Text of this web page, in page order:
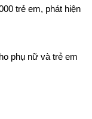
trẻ em, phát hiện
phụ nữ và trẻ em